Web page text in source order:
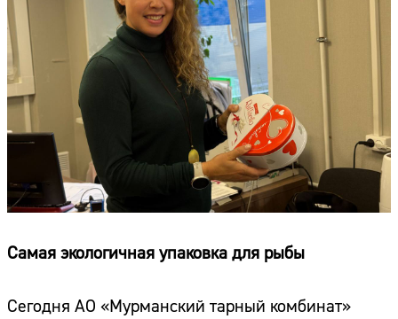
Самая экологичная упаковка для рыбы
Сегодня АО «Мурманский тарный комбинат»